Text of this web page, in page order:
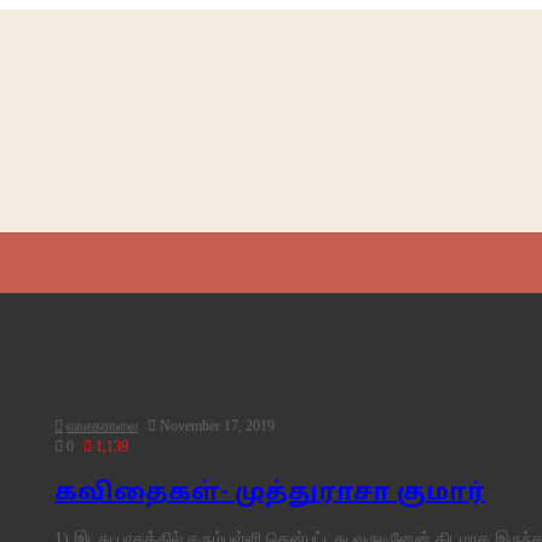
வாசகசாலை
November 17, 2019
0
1,139
கவிதைகள்- முத்துராசா குமார்